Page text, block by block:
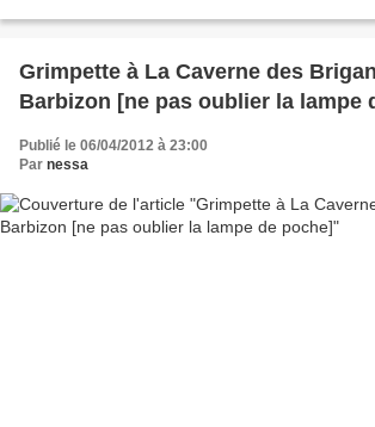
Grimpette à La Caverne des
Barbizon [ne pas oublier la lampe
Publié le 06/04/2012 à 23:00
Par nessa